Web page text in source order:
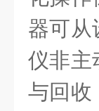
器可从
仪非主
与回收